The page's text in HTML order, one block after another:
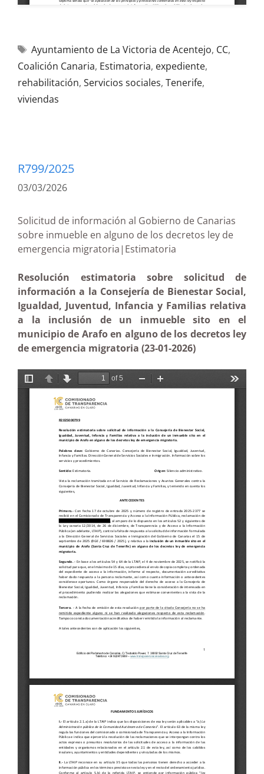
Ayuntamiento de La Victoria de Acentejo, CC,
Coalición Canaria, Estimatoria, expediente,
rehabilitación, Servicios sociales, Tenerife,
viviendas
R799/2025
03/03/2026
Solicitud de información al Gobierno de Canarias
sobre inmueble en alguno de los decretos ley de
emergencia migratoria|Estimatoria
Resolución estimatoria sobre solicitud de
información a la Consejería de Bienestar Social,
Igualdad, Juventud, Infancia y Familias relativa
a la inclusión de un inmueble sito en el
municipio de Arafo en alguno de los decretos ley
de emergencia migratoria (23-01-2026)